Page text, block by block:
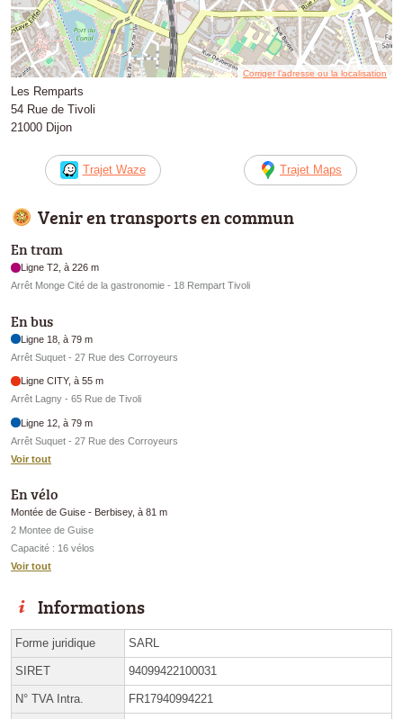
Corriger l’adresse ou la localisation
Les Remparts
54 Rue de Tivoli
21000 Dijon
Trajet Waze Trajet Maps
Venir en transports en commun
En tram
Ligne T2, à 226 m
Arrêt Monge Cité de la gastronomie - 18 Rempart Tivoli
En bus
Ligne 18, à 79 m
Arrêt Suquet - 27 Rue des Corroyeurs
Ligne CITY, à 55 m
Arrêt Lagny - 65 Rue de Tivoli
Ligne 12, à 79 m
Arrêt Suquet - 27 Rue des Corroyeurs
Voir tout
En vélo
Montée de Guise - Berbisey, à 81 m
2 Montee de Guise
Capacité : 16 vélos
Voir tout
Informations
Forme juridique SARL
SIRET 94099422100031
N° TVA Intra. FR17940994221